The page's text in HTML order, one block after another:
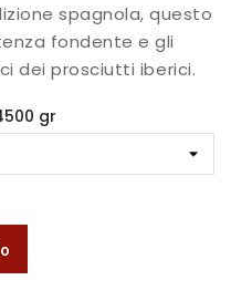
spagnola, questo
fondente e gli
dei prosciutti iberici.
gr